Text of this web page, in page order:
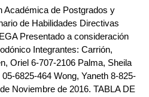
Académica de Postgrados y
de Habilidades Directivas
Presentado a consideración
Integrantes: Carrión,
Oriel 6-707-2106 Palma, Sheila
6825-464 Wong, Yaneth 8-825-
Noviembre de 2016. TABLA DE